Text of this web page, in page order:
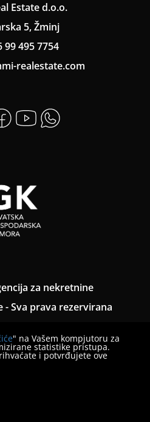
Estate d.o.o.
5, Žminj
99 495 7754
realestate.com
za nekretnine
- Sva prava rezervirana
o privatnosti
načinu prigovora
" na Vašem kompjutoru za
statistike pristupa.
i potvrđujete ove